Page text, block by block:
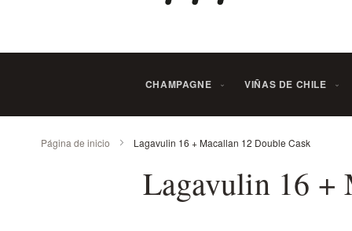
CHAMPAGNE VIÑAS DE CHILE
Página de inicio Lagavulin 16 + Macallan 12 Double Cask
Lagavulin 16 +